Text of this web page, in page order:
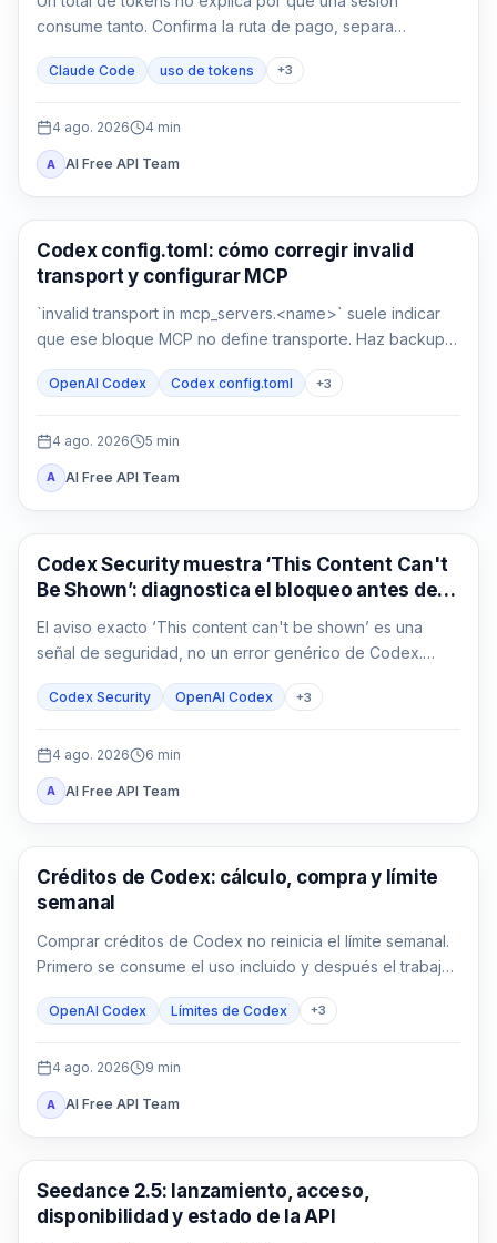
consume tanto. Confirma la ruta de pago, separa
limpia.
Claude Code uso de tokens +3
4 ago. 2026 4 min
A AI Free API Team
Herramientas de desarrollo con IA
Codex config.toml: cómo corregir invalid
transport y configurar MCP
`invalid transport in mcp_servers.<name>` suele indicar
que ese bloque MCP no define transporte. Haz backup,
por separado.
OpenAI Codex Codex config.toml +3
4 ago. 2026 5 min
A AI Free API Team
OpenAI Codex
Codex Security muestra ‘This Content Can't
Be Shown’: diagnostica el bloqueo antes de
El aviso exacto ‘This content can't be shown’ es una
señal de seguridad, no un error genérico de Codex.
tarea defensiva.
Codex Security OpenAI Codex +3
4 ago. 2026 6 min
A AI Free API Team
AI Development Tools
Créditos de Codex: cálculo, compra y límite
semanal
Comprar créditos de Codex no reinicia el límite semanal.
Primero se consume el uso incluido y después el trabajo
OpenAI Codex Límites de Codex +3
4 ago. 2026 9 min
A AI Free API Team
AI Video Generation
Seedance 2.5: lanzamiento, acceso,
disponibilidad y estado de la API